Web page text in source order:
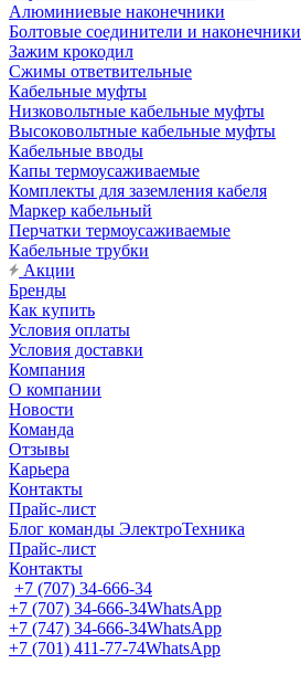
Алюминиевые наконечники
Болтовые соединители и наконечники
Зажим крокодил
Сжимы ответвительные
Кабельные муфты
Низковольтные кабельные муфты
Высоковольтные кабельные муфты
Кабельные вводы
Капы термоусаживаемые
Комплекты для заземления кабеля
Маркер кабельный
Перчатки термоусаживаемые
Кабельные трубки
Акции
Бренды
Как купить
Условия оплаты
Условия доставки
Компания
О компании
Новости
Команда
Отзывы
Карьера
Контакты
Прайс-лист
Блог команды ЭлектроТехника
Прайс-лист
Контакты
+7 (707) 34-666-34
+7 (707) 34-666-34WhatsApp
+7 (747) 34-666-34WhatsApp
+7 (701) 411-77-74WhatsApp